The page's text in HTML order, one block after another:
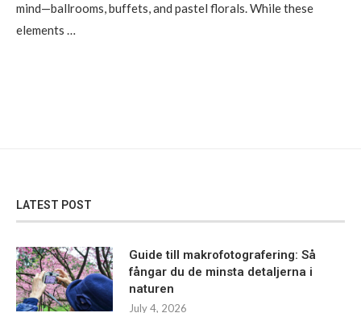
mind—ballrooms, buffets, and pastel florals. While these
elements …
LATEST POST
Guide till makrofotografering: Så
fångar du de minsta detaljerna i
naturen
July 4, 2026